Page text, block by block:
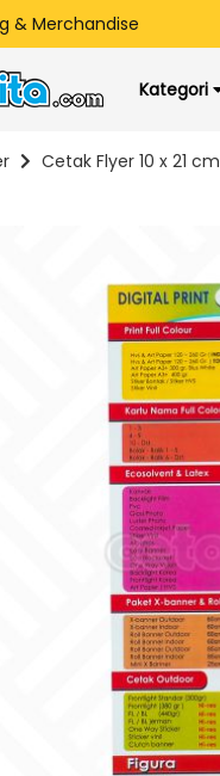
& Merchandise
Kategori
Cetak Flyer 10 x 21 cm